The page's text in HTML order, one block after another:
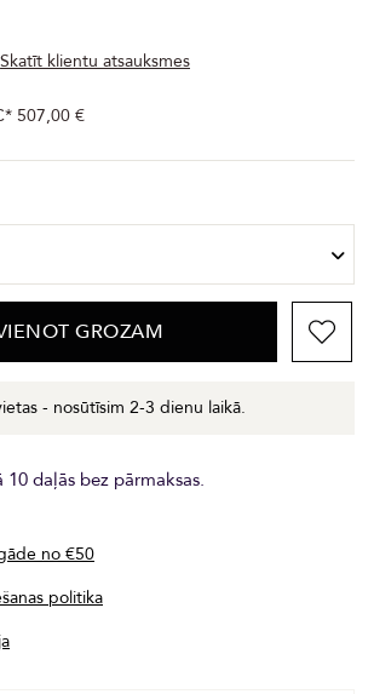
Skatīt klientu atsauksmes
507,00 €
GROZAM
- nosūtīsim 2-3 dienu laikā.
10 daļās bez pārmaksas.
no €50
politika